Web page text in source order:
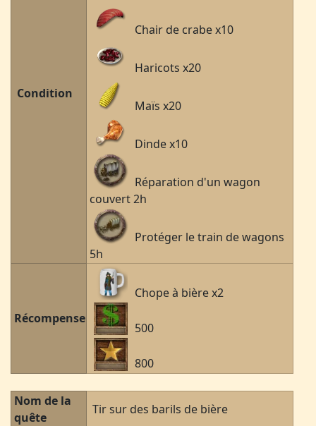
Condition
Chair de crabe x10
Haricots x20
Maïs x20
Dinde x10
Réparation d'un wagon
couvert 2h
Protéger le train de wagons
5h
Récompense
Chope à bière x2
500
800
Nom de la
quête
Tir sur des barils de bière